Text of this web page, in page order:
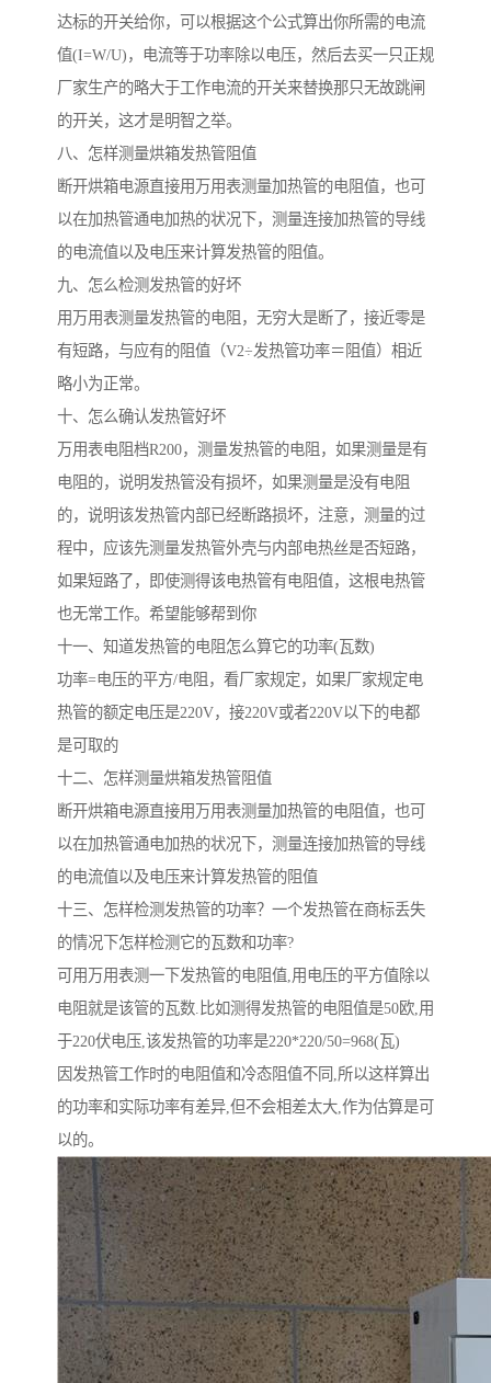
达标的开关给你，可以根据这个公式算出你所需的电流
值(I=W/U)，电流等于功率除以电压，然后去买一只正规
厂家生产的略大于工作电流的开关来替换那只无故跳闸
的开关，这才是明智之举。
八、怎样测量烘箱发热管阻值
断开烘箱电源直接用万用表测量加热管的电阻值，也可
以在加热管通电加热的状况下，测量连接加热管的导线
的电流值以及电压来计算发热管的阻值。
九、怎么检测发热管的好坏
用万用表测量发热管的电阻，无穷大是断了，接近零是
有短路，与应有的阻值（V2÷发热管功率＝阻值）相近
略小为正常。
十、怎么确认发热管好坏
万用表电阻档R200，测量发热管的电阻，如果测量是有
电阻的，说明发热管没有损坏，如果测量是没有电阻
的，说明该发热管内部已经断路损坏，注意，测量的过
程中，应该先测量发热管外壳与内部电热丝是否短路，
如果短路了，即使测得该电热管有电阻值，这根电热管
也无常工作。希望能够帮到你
十一、知道发热管的电阻怎么算它的功率(瓦数)
功率=电压的平方/电阻，看厂家规定，如果厂家规定电
热管的额定电压是220V，接220V或者220V以下的电都
是可取的
十二、怎样测量烘箱发热管阻值
断开烘箱电源直接用万用表测量加热管的电阻值，也可
以在加热管通电加热的状况下，测量连接加热管的导线
的电流值以及电压来计算发热管的阻值
十三、怎样检测发热管的功率？一个发热管在商标丢失
的情况下怎样检测它的瓦数和功率?
可用万用表测一下发热管的电阻值,用电压的平方值除以
电阻就是该管的瓦数.比如测得发热管的电阻值是50欧,用
于220伏电压,该发热管的功率是220*220/50=968(瓦)
因发热管工作时的电阻值和冷态阻值不同,所以这样算出
的功率和实际功率有差异,但不会相差太大,作为估算是可
以的。